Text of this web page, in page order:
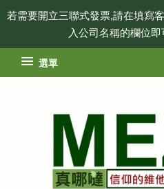
若需要開立三聯式發票,請在填寫
入公司名稱的欄位即
選單